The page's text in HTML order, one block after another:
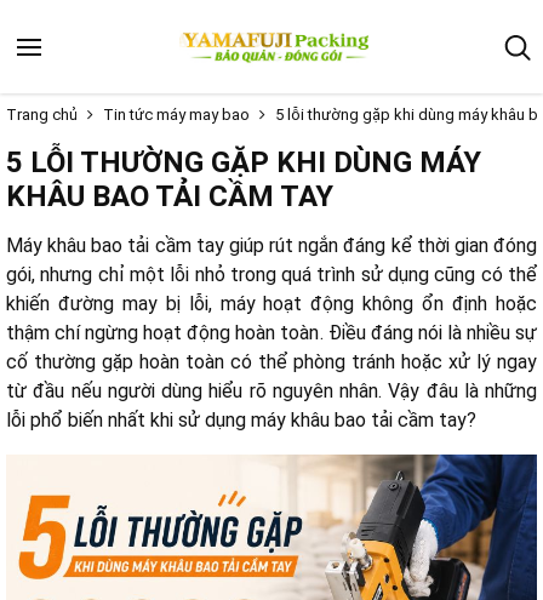
Trang chủ Tin tức máy may bao 5 lỗi thường gặp khi dùng máy khâu
5 LỖI THƯỜNG GẶP KHI DÙNG MÁY
KHÂU BAO TẢI CẦM TAY
Máy khâu bao tải cầm tay giúp rút ngắn đáng kể thời gian đóng
gói, nhưng chỉ một lỗi nhỏ trong quá trình sử dụng cũng có thể
khiến đường may bị lỗi, máy hoạt động không ổn định hoặc
thậm chí ngừng hoạt động hoàn toàn. Điều đáng nói là nhiều sự
cố thường gặp hoàn toàn có thể phòng tránh hoặc xử lý ngay
từ đầu nếu người dùng hiểu rõ nguyên nhân. Vậy đâu là những
lỗi phổ biến nhất khi sử dụng máy khâu bao tải cầm tay?